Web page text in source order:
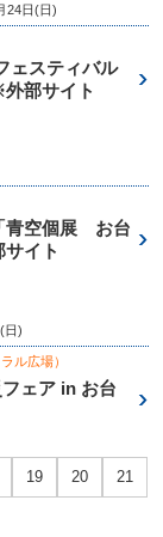
24日(日)
ェスティバル
部サイト
青空個展 お台
イト
日)
ル広場）
ェア in お台
19 20 21